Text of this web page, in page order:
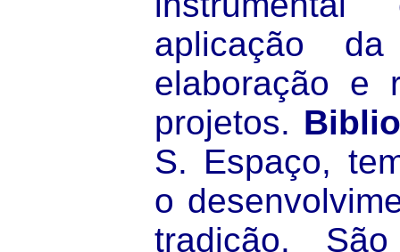
aplicação
elaboração e
projetos.
S. Espaço,
o
tradição.